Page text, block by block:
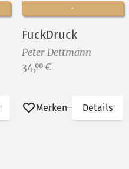
FuckDruck
Peter Dettmann
Preis:
34,00 €
Merken Details